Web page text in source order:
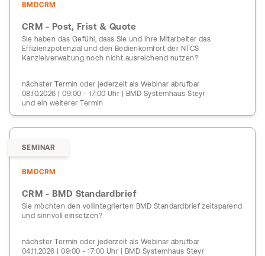
BMDCRM
CRM - Post, Frist & Quote
Sie haben das Gefühl, dass Sie und Ihre Mitarbeiter das
Effizienzpotenzial und den Bedienkomfort der NTCS
Kanzleiverwaltung noch nicht ausreichend nutzen?
nächster Termin oder jederzeit als Webinar abrufbar
08.10.2026 | 09:00 - 17:00 Uhr | BMD Systemhaus Steyr
und ein weiterer Termin
SEMINAR
BMDCRM
CRM - BMD Standardbrief
Sie möchten den vollintegrierten BMD Standardbrief zeitsparend
und sinnvoll einsetzen?
nächster Termin oder jederzeit als Webinar abrufbar
04.11.2026 | 09:00 - 17:00 Uhr | BMD Systemhaus Steyr